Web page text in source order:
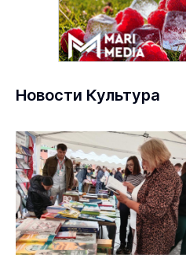
Новости Культура